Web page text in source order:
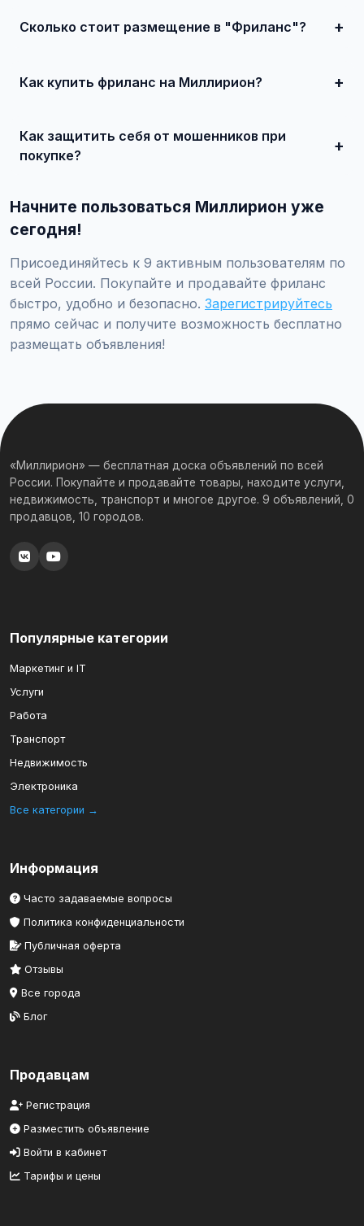
заполните форму и опубликуйте. Первые объявления —
Сколько стоит размещение в "Фриланс"?
доступно платное продвижение всего от 500 ₽ в месяц.
Как купить фриланс на Миллирион?
встрече и совершите сделку.
Как защитить себя от мошенников при
покупке?
предоплату незнакомцам.
Начните пользоваться Миллирион уже
сегодня!
Присоединяйтесь к 9 активным пользователям по
всей России. Покупайте и продавайте фриланс
быстро, удобно и безопасно. Зарегистрируйтесь
прямо сейчас и получите возможность бесплатно
размещать объявления!
«Миллирион» — бесплатная доска объявлений по всей
России. Покупайте и продавайте товары, находите услуги,
недвижимость, транспорт и многое другое. 9 объявлений, 0
продавцов, 10 городов.
Популярные категории
Маркетинг и IT
Услуги
Работа
Транспорт
Недвижимость
Электроника
Все категории →
Информация
Часто задаваемые вопросы
Политика конфиденциальности
Публичная оферта
Отзывы
Все города
Блог
Продавцам
Регистрация
Разместить объявление
Войти в кабинет
Тарифы и цены